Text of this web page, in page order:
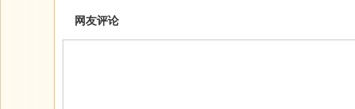
网友评论